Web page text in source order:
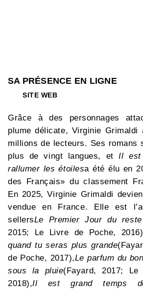
Grâce à des personnages
plume délicate, Virginie Grimaldi
millions de lecteurs. Ses romans
plus de vingt langues, etIl est
rallumer les étoilesa été élu en
des Français» du classement
En 2025, Virginie Grimaldi
vendue en France. Elle est
sellersLe Premier Jour du
2015; Le Livre de Poche,
quand tu seras plus grande
de Poche, 2017),Le parfum du
sous la pluie(Fayard, 2017;
2018),Il est grand temps
SA PRÉSENCE EN LIGNE
SITE WEB